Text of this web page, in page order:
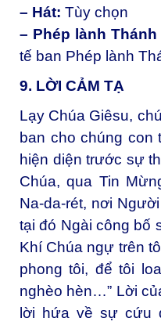
– Hát: Tùy chọn
– Phép lành Thánh
tế ban Phép lành
9. LỜI CẢM TẠ
Lạy Chúa Giêsu,
ban cho chúng con
hiện diện trước sự
Chúa, qua Tin
Na-da-rét, nơi
tại đó Ngài công bố
Khí Chúa ngự trên
phong tôi, để tôi
nghèo hèn…” Lời
lời hứa về sự cứu